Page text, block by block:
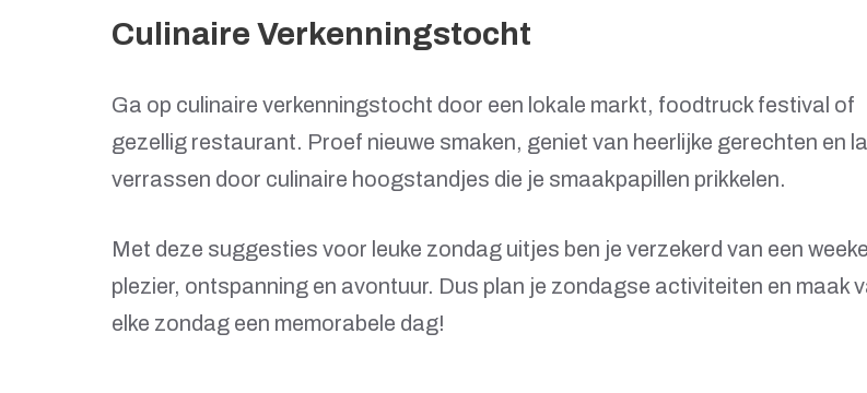
Culinaire Verkenningstocht
Ga op culinaire verkenningstocht door een lokale markt, foodtruck festival of
gezellig restaurant. Proef nieuwe smaken, geniet van heerlijke gerechten en
verrassen door culinaire hoogstandjes die je smaakpapillen prikkelen.
Met deze suggesties voor leuke zondag uitjes ben je verzekerd van een
plezier, ontspanning en avontuur. Dus plan je zondagse activiteiten en maak
elke zondag een memorabele dag!